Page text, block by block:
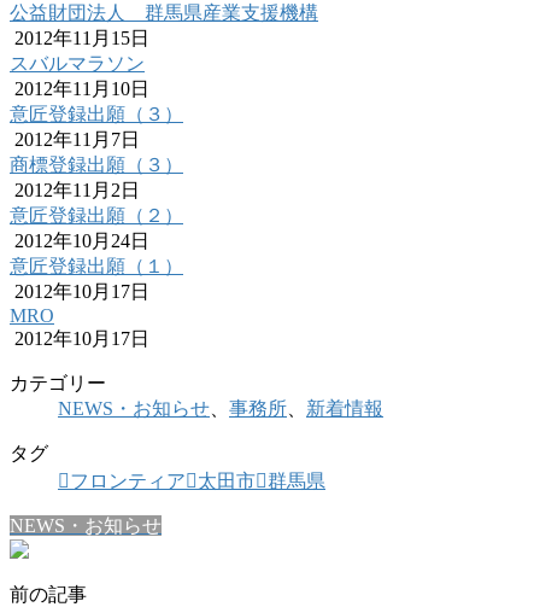
公益財団法人 群馬県産業支援機構
2012年11月15日
スバルマラソン
2012年11月10日
意匠登録出願（３）
2012年11月7日
商標登録出願（３）
2012年11月2日
意匠登録出願（２）
2012年10月24日
意匠登録出願（１）
2012年10月17日
MRO
2012年10月17日
カテゴリー
NEWS・お知らせ
事務所 新着情報
タグ
フロンティア
太田市 群馬県
NEWS・お知らせ
前の記事